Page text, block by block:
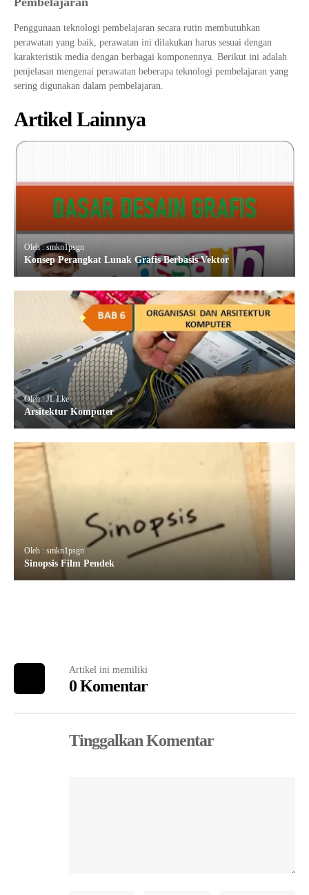
Penggunaan teknologi pembelajaran secara rutin membutuhkan
perawatan yang baik, perawatan ini dilakukan harus sesuai dengan
karakteristik media dengan berbagai komponennya. Berikut ini adalah
penjelasan mengenai perawatan beberapa teknologi pembelajaran yang
sering digunakan dalam pembelajaran.
Artikel Lainnya
Oleh : smkn1psgn
Konsep Perangkat Lunak Grafis Berbasis Vektor
Oleh : JL Lke
Arsitektur Komputer
Oleh : smkn1psgn
Sinopsis Film Pendek
Artikel ini memiliki
0 Komentar
Tinggalkan Komentar